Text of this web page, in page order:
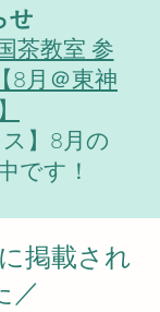
せ
茶教室 参
8月＠東神
】8月の
です！
掲載され
／